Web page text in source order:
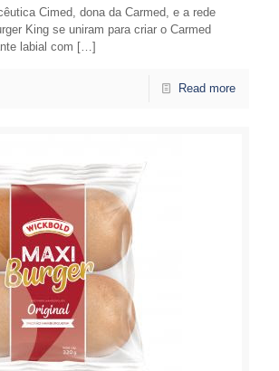
Cimed, dona da Carmed, e a rede
King se uniram para criar o Carmed
labial com […]
Read more